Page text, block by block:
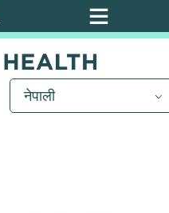
नेपाली